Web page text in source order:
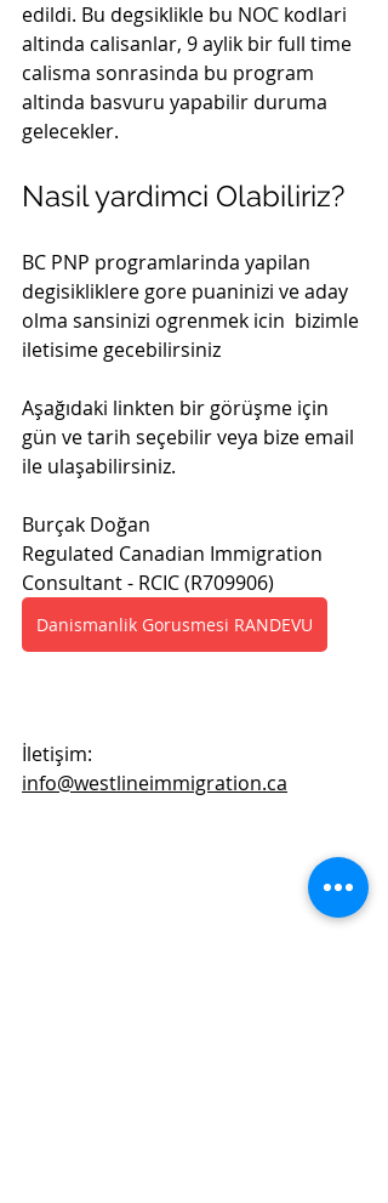
edildi. Bu degsiklikle bu NOC kodlari
altinda calisanlar, 9 aylik bir full time
calisma sonrasinda bu program
altinda basvuru yapabilir duruma
gelecekler.
Nasil yardimci Olabiliriz?
BC PNP programlarinda yapilan
degisikliklere gore puaninizi ve aday
olma sansinizi ogrenmek icin  bizimle
iletisime gecebilirsiniz
Aşağıdaki linkten bir görüşme için
gün ve tarih seçebilir veya bize email
ile ulaşabilirsiniz.
Burçak Doğan
Regulated Canadian Immigration
Consultant - RCIC (R709906)
Danismanlik Gorusmesi RANDEVU
İletişim:
info@westlineimmigration.ca